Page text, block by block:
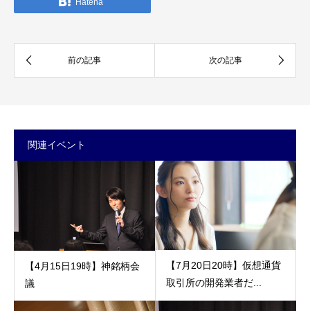
Hatena
関連イベント
【4月15日19時】神銘柄会
議
【7月20日20時】仮想通貨
取引所の開発業者だ...